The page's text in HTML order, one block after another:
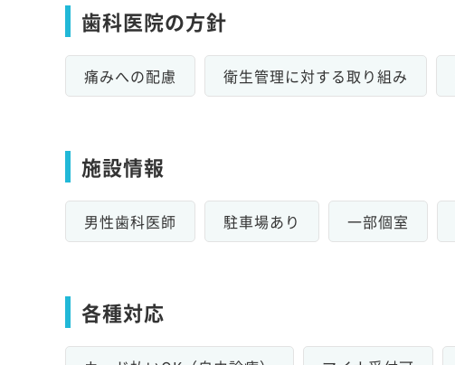
歯科医院の方針
痛みへの配慮 衛生管理に対する取り組み
施設情報
男性歯科医師 駐車場あり 一部個室
各種対応